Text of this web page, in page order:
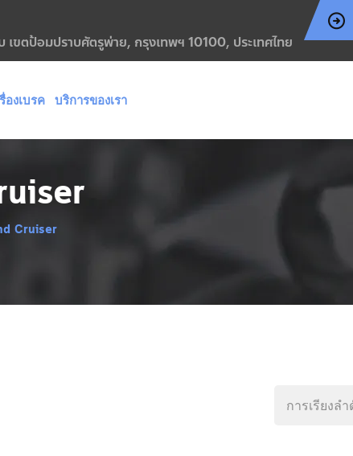
ขตป้อมปราบศัตรูพ่าย, กรุงเทพฯ 10100, ประเทศไทย
องเบรค บริการของเรา
Cruiser